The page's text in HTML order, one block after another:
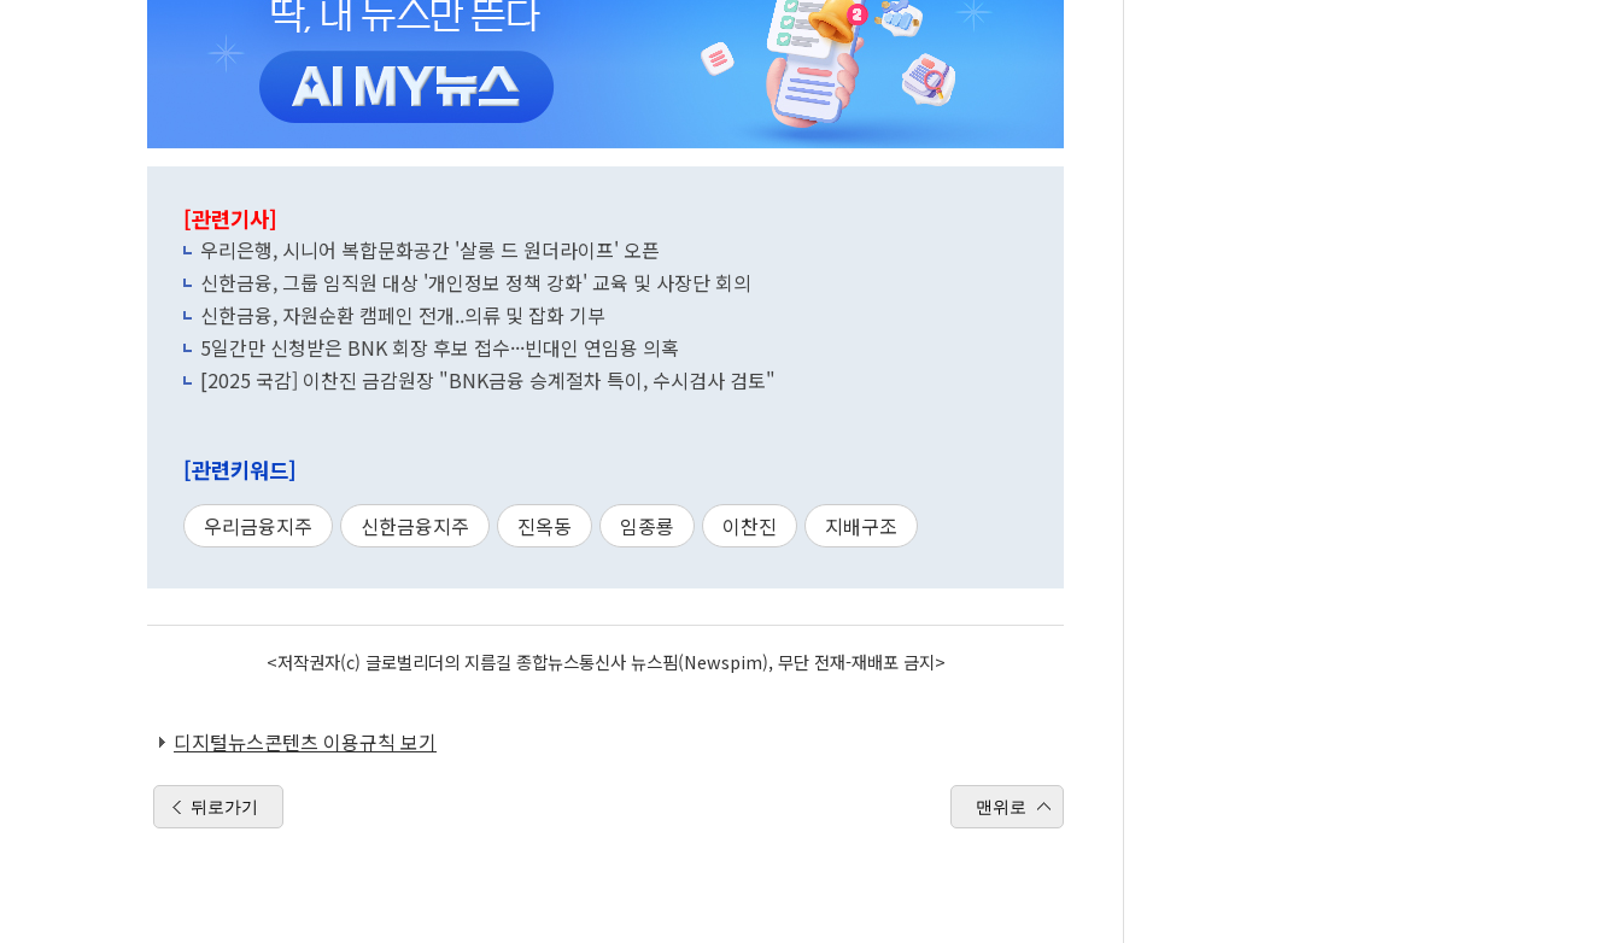
[관련기사]
우리은행, 시니어 복합문화공간 '살롱 드 원더라이프' 오픈
신한금융, 그룹 임직원 대상 '개인정보 정책 강화' 교육 및 사장단 회의
신한금융, 자원순환 캠페인 전개..의류 및 잡화 기부
5일간만 신청받은 BNK 회장 후보 접수···빈대인 연임용 의혹
[2025 국감] 이찬진 금감원장 "BNK금융 승계절차 특이, 수시검사 검토"
[관련키워드]
우리금융지주 신한금융지주 진옥동 임종룡 이찬진 지배구조
<저작권자(c) 글로벌리더의 지름길 종합뉴스통신사 뉴스핌(Newspim), 무단 전재-재배포 금지>
디지털뉴스콘텐츠 이용규칙 보기
뒤로가기 맨위로